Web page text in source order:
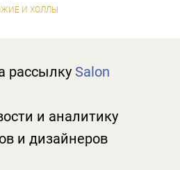
И ХОЛЛЫ
рассылку Salon
и аналитику
и дизайнеров